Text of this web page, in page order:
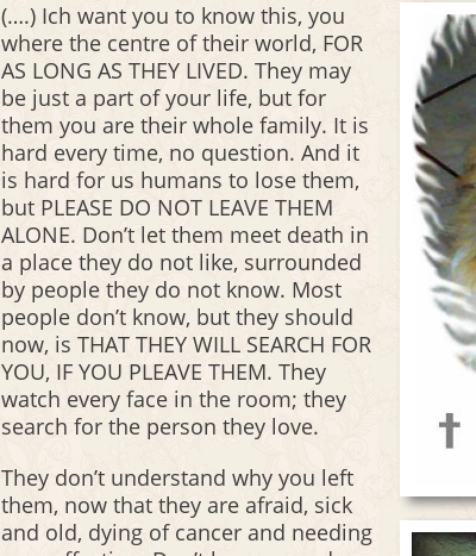
(….) Ich want you to know this, you
where the centre of their world, FOR
AS LONG AS THEY LIVED. They may
be just a part of your life, but for
them you are their whole family. It is
hard every time, no question. And it
is hard for us humans to lose them,
but PLEASE DO NOT LEAVE THEM
ALONE. Don’t let them meet death in
a place they do not like, surrounded
by people they do not know. Most
people don’t know, but they should
now, is THAT THEY WILL SEARCH FOR
YOU, IF YOU PLEAVE THEM. They
watch every face in the room; they
search for the person they love.
They don’t understand why you left
them, now that they are afraid, sick
and old, dying of cancer and needing